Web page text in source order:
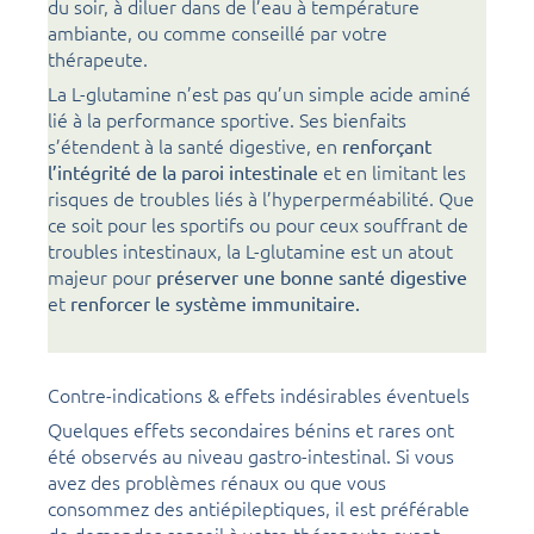
du soir, à diluer dans de l’eau à température
ambiante, ou comme conseillé par votre
thérapeute.
La L-glutamine n’est pas qu’un simple acide aminé
lié à la performance sportive. Ses bienfaits
s’étendent à la santé digestive, en renforçant
l’intégrité de la paroi intestinale et en limitant les
risques de troubles liés à l’hyperperméabilité. Que
ce soit pour les sportifs ou pour ceux souffrant de
troubles intestinaux, la L-glutamine est un atout
majeur pour préserver une bonne santé digestive
et renforcer le système immunitaire.
Contre-indications & effets indésirables éventuels
Quelques effets secondaires bénins et rares ont
été observés au niveau gastro-intestinal. Si vous
avez des problèmes rénaux ou que vous
consommez des antiépileptiques, il est préférable